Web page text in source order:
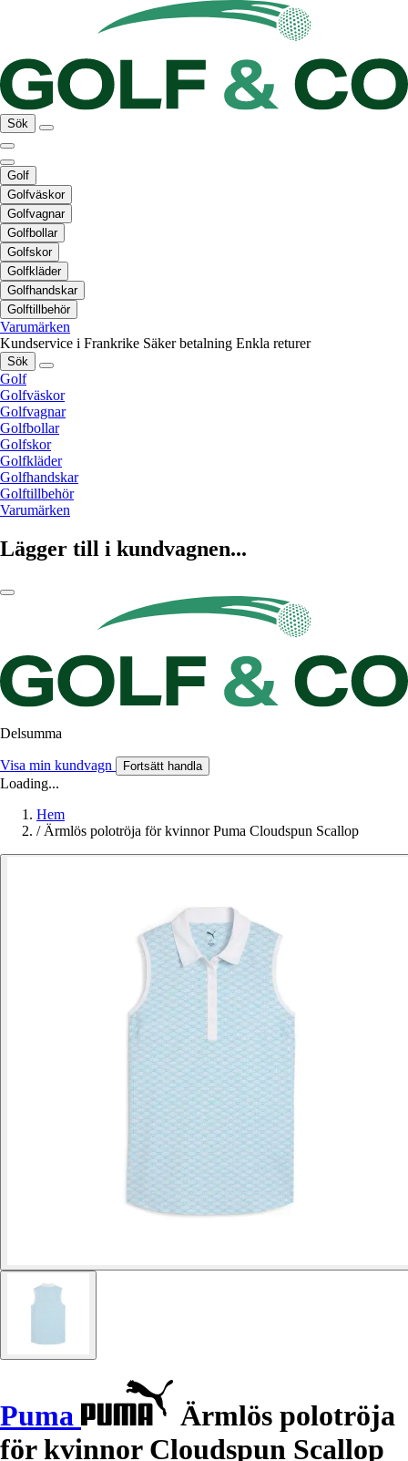
Sök
Golf
Golfväskor
Golfvagnar
Golfbollar
Golfskor
Golfkläder
Golfhandskar
Golftillbehör
Varumärken
Kundservice i Frankrike Säker betalning Enkla returer
Sök
Golf
Golfväskor
Golfvagnar
Golfbollar
Golfskor
Golfkläder
Golfhandskar
Golftillbehör
Varumärken
Lägger till i kundvagnen...
Delsumma
Visa min kundvagn Fortsätt handla
Loading...
Hem
/ Ärmlös polotröja för kvinnor Puma Cloudspun Scallop
Puma
Ärmlös polotröja
för kvinnor Cloudspun Scallop